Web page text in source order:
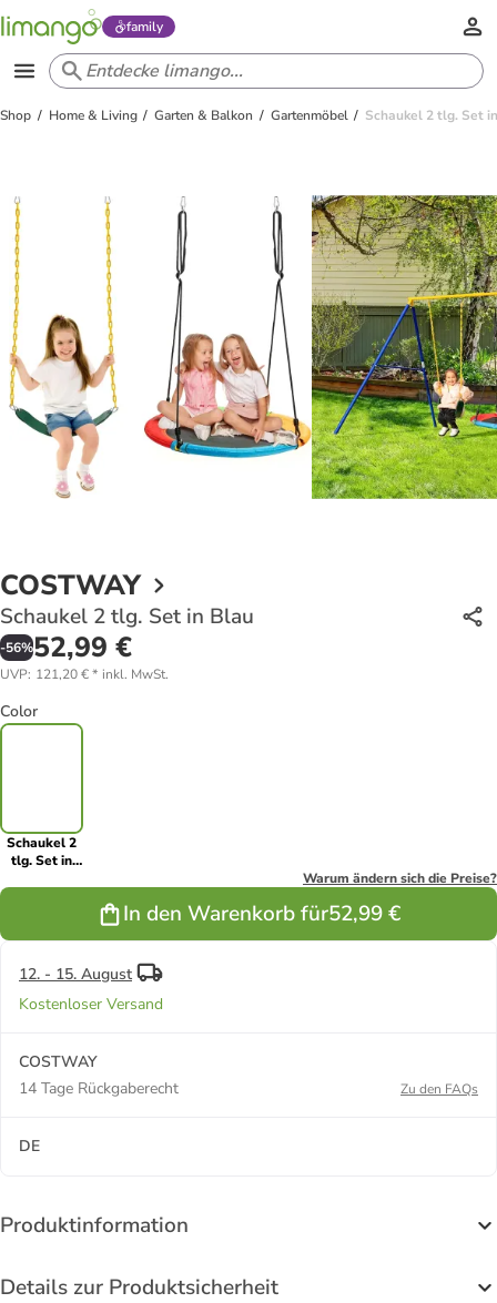
family
Shop Home & Living Garten & Balkon Gartenmöbel Schaukel 2 tlg. Set
COSTWAY
Schaukel 2 tlg. Set in Blau
-56%52,99 €
UVP: 121,20 €* inkl. MwSt.
Color
Schaukel 2
tlg. Set in
Warum ändern sich die Preise?
In den Warenkorb für52,99 €
12. - 15. August
Kostenloser Versand
COSTWAY
14 Tage Rückgaberecht
Zu den FAQs
DE
Produktinformation
Details zur Produktsicherheit